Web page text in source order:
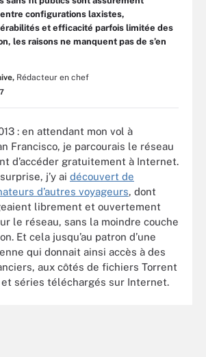
configurations laxistes,
et efficacité parfois limitée des
les raisons ne manquent pas de s’en
Rédacteur en chef
: en attendant mon vol à
Francisco, je parcourais le réseau
d’accéder gratuitement à Internet.
j’y ai découvert de
d’autres voyageurs, dont
librement et ouvertement
le réseau, sans la moindre couche
Et cela jusqu’au patron d’une
qui donnait ainsi accès à des
aux côtés de fichiers Torrent
séries téléchargés sur Internet.